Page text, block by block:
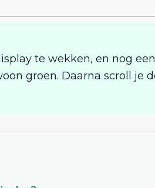
te wekken, en nog
groen. Daarna scroll